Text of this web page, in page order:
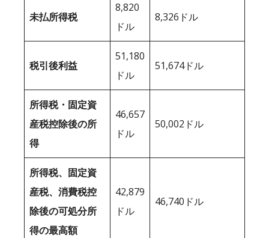
未払所得税
8,820
ドル
8,326ドル
税引後利益
51,180
ドル
51,674ドル
所得税・固定資
産税控除後の所
得
46,657
ドル
50,002ドル
所得税、固定資
産税、消費税控
除後の可処分所
得の最高額
42,879
ドル
46,740ドル